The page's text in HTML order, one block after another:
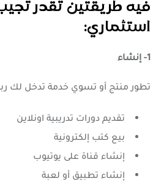
فيه طريقتين تقدر
استثماري:
1- إنشاء
تطور منتج أو تسوي خدمة تدخل لك
تقديم دورات تدريبية اونلاين
بيع كتب إلكترونية
إنشاء قناة على يوتيوب
إنشاء تطبيق أو لعبة